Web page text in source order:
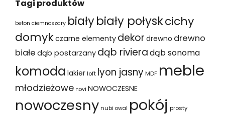
Tagi produktów
beton ciemnoszary białybiały połyskcichy
domykczarne elementy dekor drewno drewno
białe dąb postarzany dąb rivieradąb sonoma
komoda lakierloft lyon jasny MDF meble
młodzieżowe novi NOWOCZESNE
nowoczesnynubi owal pokój prosty